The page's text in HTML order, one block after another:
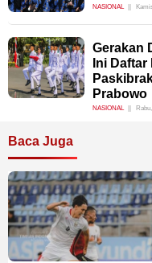
NASIONAL
Gerakan
Ini
Prabowo
NASIONAL
Baca Juga